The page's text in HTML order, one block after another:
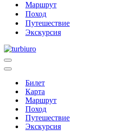
Маршрут
Поход
Путешествие
Экскурсия
Меню
навигации
Меню
навигацииБилет
Карта
Маршрут
Поход
Путешествие
Экскурсия